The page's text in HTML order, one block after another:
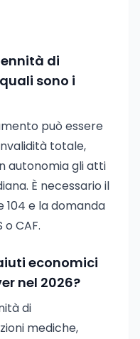
di
sono i
può essere
totale,
autonomia gli atti
È necessario il
104 e la domanda
CAF.
economici
nel 2026?
di
mediche,